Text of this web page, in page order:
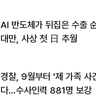
AI 반도체가 뒤집은 수출
대만, 사상 첫 日 추월
경찰, 9월부터 '제 가족 사
다…수사인력 881명 보강